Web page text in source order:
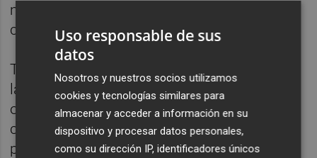
menos sus ausencias que el conjunto
catalán.
Tras el descanso, salió Sergi Roberto como
lateral izquierdo por el joven Miranda con el
objetivo de que el equipo mostrara la
consistencia que le había faltado en la
primera mitad.
Uso responsable de sus
datos
Nosotros y nuestros socios utilizamos
cookies y tecnologías similares para
almacenar y acceder a información en su
dispositivo y procesar datos personales,
como su dirección IP, identificadores únicos